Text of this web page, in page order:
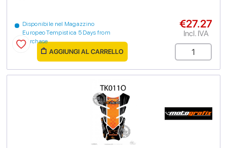
Disponibile nel Magazzino
Europeo Tempistica 5 Days from
purchase
€27.27
Incl. IVA
AGGIUNGI AL CARRELLO